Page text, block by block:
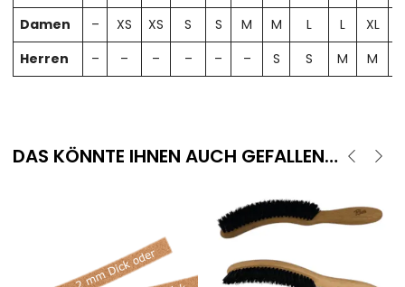
Damen
– XS XS S S M M L L XL
Herren
– – – – – – S S M M
DAS KÖNNTE IHNEN AUCH GEFALLEN…